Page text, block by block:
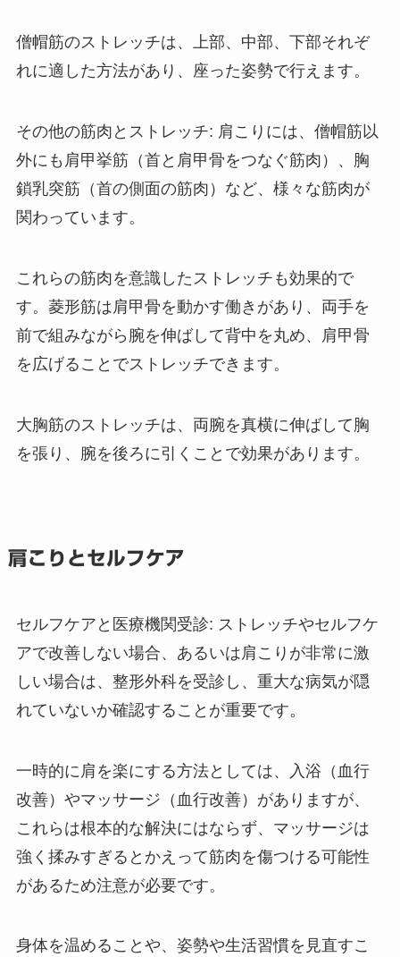
僧帽筋のストレッチは、上部、中部、下部それぞ
れに適した方法があり、座った姿勢で行えます。
その他の筋肉とストレッチ: 肩こりには、僧帽筋以
外にも肩甲挙筋（首と肩甲骨をつなぐ筋肉）、胸
鎖乳突筋（首の側面の筋肉）など、様々な筋肉が
関わっています。
これらの筋肉を意識したストレッチも効果的で
す。菱形筋は肩甲骨を動かす働きがあり、両手を
前で組みながら腕を伸ばして背中を丸め、肩甲骨
を広げることでストレッチできます。
大胸筋のストレッチは、両腕を真横に伸ばして胸
を張り、腕を後ろに引くことで効果があります。
肩こりとセルフケア
セルフケアと医療機関受診: ストレッチやセルフケ
アで改善しない場合、あるいは肩こりが非常に激
しい場合は、整形外科を受診し、重大な病気が隠
れていないか確認することが重要です。
一時的に肩を楽にする方法としては、入浴（血行
改善）やマッサージ（血行改善）がありますが、
これらは根本的な解決にはならず、マッサージは
強く揉みすぎるとかえって筋肉を傷つける可能性
があるため注意が必要です。
身体を温めることや、姿勢や生活習慣を見直すこ